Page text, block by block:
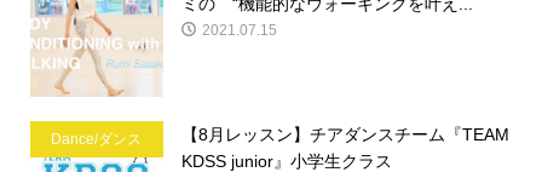
2021.07.15
Dance/ダンス
【8月レッスン】チアダンスチーム『TEAM
KDSS junior』小学生クラス